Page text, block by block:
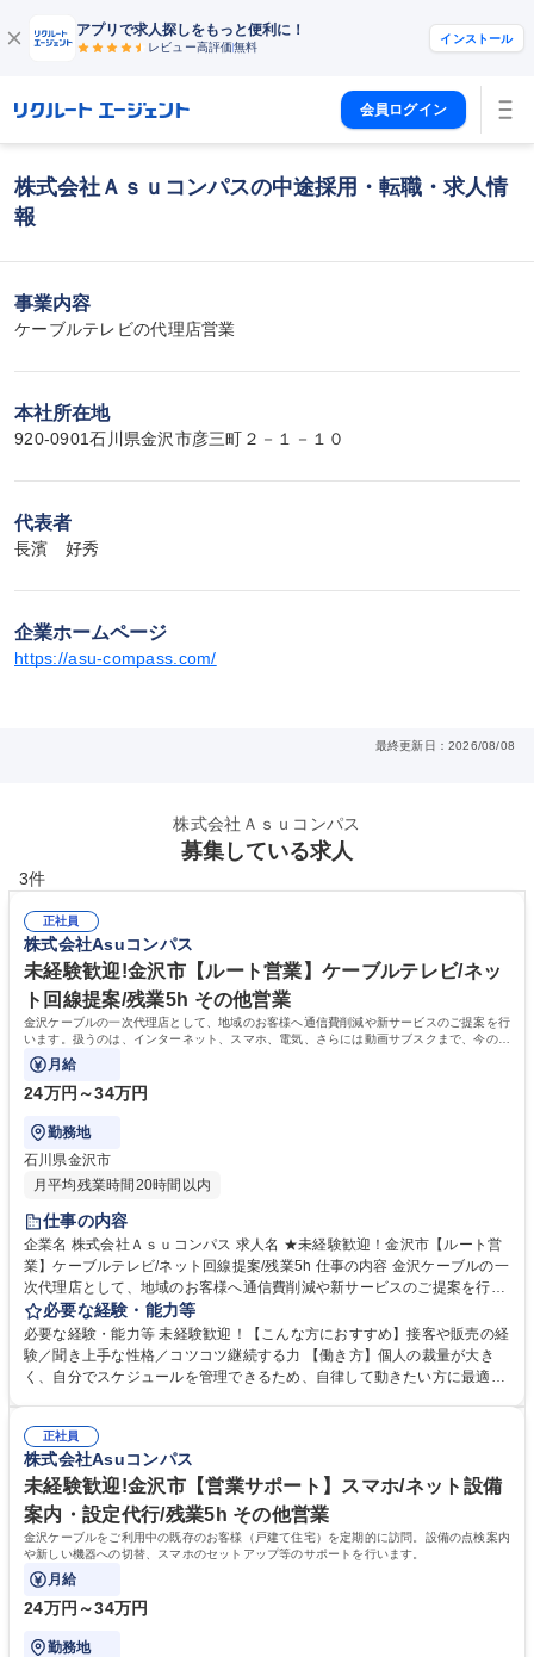
アプリで求人探しをもっと便利に！
レビュー高評価無料
インストール
会員ログイン
株式会社Ａｓｕコンパスの中途採用・転職・求人情
報
事業内容
ケーブルテレビの代理店営業
本社所在地
920-0901石川県金沢市彦三町２－１－１０
代表者
長濱　好秀
企業ホームページ
https://asu-compass.com/
最終更新日：2026/08/08
株式会社Ａｓｕコンパス
募集している求人
3件
正社員
株式会社Asuコンパス
未経験歓迎!金沢市【ルート営業】ケーブルテレビ/ネッ
ト回線提案/残業5h その他営業
金沢ケーブルの一次代理店として、地域のお客様へ通信費削減や新サービスのご提案を行
います。扱うのは、インターネット、スマホ、電気、さらには動画サブスクまで、今の生
活に欠かせないものばかりです。
月給
24万円～34万円
勤務地
石川県金沢市
月平均残業時間20時間以内
仕事の内容
企業名 株式会社Ａｓｕコンパス 求人名 ★未経験歓迎！金沢市【ルート営
業】ケーブルテレビ/ネット回線提案/残業5h 仕事の内容 金沢ケーブルの一
次代理店として、地域のお客様へ通信費削減や新サービスのご提案を行い
ます。扱うのは、インターネット、スマホ、電気、さらには動画サブスク
まで、今の生活に欠かせないものばかりです。 【具体的には】ご契約中の
お客様リストに基づいた定期訪問／「スマホとセットで安くなる」等のシ
ミュレーション／動画サブスクや電気プランの追加提案／各種契約変更の
ど提案が通りやすくなる、ルート営業ならではの面白さ。 募集職種 ★未
経験歓迎！金沢市【ルート営業】ケーブルテレビ/ネット回線提案/残業5h
必要な経験・能力等
必要な経験・能力等 未経験歓迎！【こんな方におすすめ】接客や販売の経
験／聞き上手な性格／コツコツ継続する力 【働き方】個人の裁量が大き
く、自分でスケジュールを管理できるため、自律して動きたい方に最適
す。その後、先輩とのOJT同行を経て2ヶ月目から独り立ちを目指しま
す。 ※まずは「工事の案内」などの簡単な業務からスタートし、徐々に提
案の幅を広げていけるので、自分のペースで成長できます。 学歴・資格
学歴：大学院 大学 高専 短大 専修学校 高校 語学力： 資格：
正社員
株式会社Asuコンパス
未経験歓迎!金沢市【営業サポート】スマホ/ネット設備
案内・設定代行/残業5h その他営業
金沢ケーブルをご利用中の既存のお客様（戸建て住宅）を定期的に訪問。設備の点検案内
や新しい機器への切替、スマホのセットアップ等のサポートを行います。
月給
24万円～34万円
勤務地